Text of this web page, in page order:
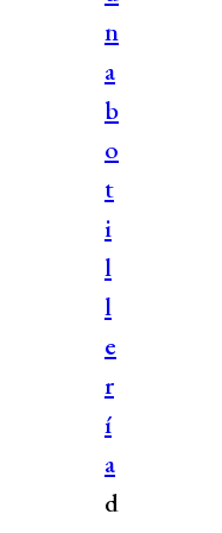
n
a
b
o
t
i
l
l
e
r
í
a
d